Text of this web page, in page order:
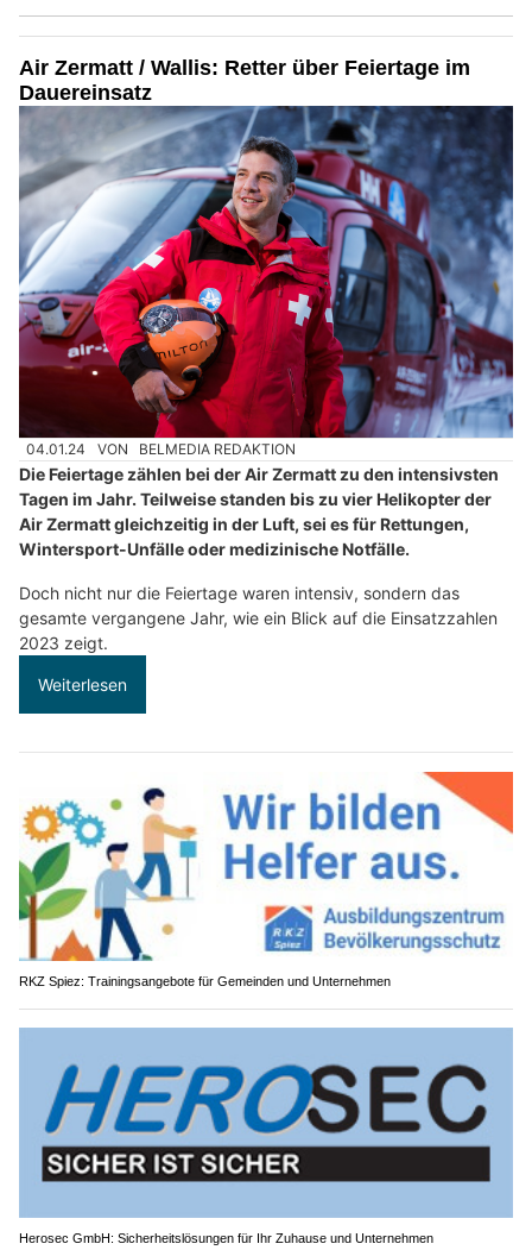
Air Zermatt / Wallis: Retter über Feiertage im
Dauereinsatz
04.01.24 VON BELMEDIA REDAKTION
Die Feiertage zählen bei der Air Zermatt zu den intensivsten
Tagen im Jahr. Teilweise standen bis zu vier Helikopter der
Air Zermatt gleichzeitig in der Luft, sei es für Rettungen,
Wintersport-Unfälle oder medizinische Notfälle.
Doch nicht nur die Feiertage waren intensiv, sondern das
gesamte vergangene Jahr, wie ein Blick auf die Einsatzzahlen
2023 zeigt.
Weiterlesen
RKZ Spiez: Trainingsangebote für Gemeinden und Unternehmen
Herosec GmbH: Sicherheitslösungen für Ihr Zuhause und Unternehmen